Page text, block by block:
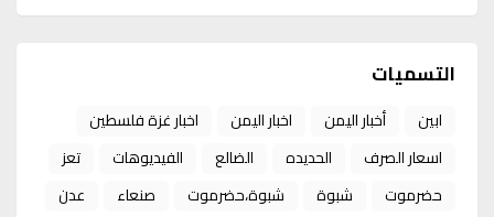
التسميات
ابين أخبار اليمن اخبار اليمن
اخبار غزة فلسطين
اسعار الصرف
الحديده الضالع الفيديوهات
تعز
حضرموت
شبوة شبوة،حضرموت صنعاء
عدن